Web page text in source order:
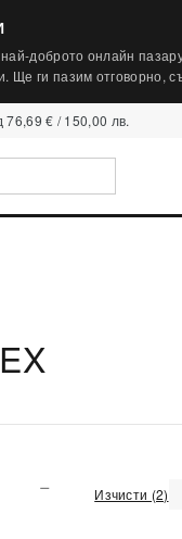
доброто онлайн
Ще ги пазим отговорно,
76,69 € / 150,00 лв.
Изчисти (2)